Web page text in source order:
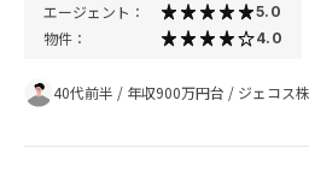
エージェント： 5.0
物件： 4.0
40代前半 / 年収900万円台 / ジェコス